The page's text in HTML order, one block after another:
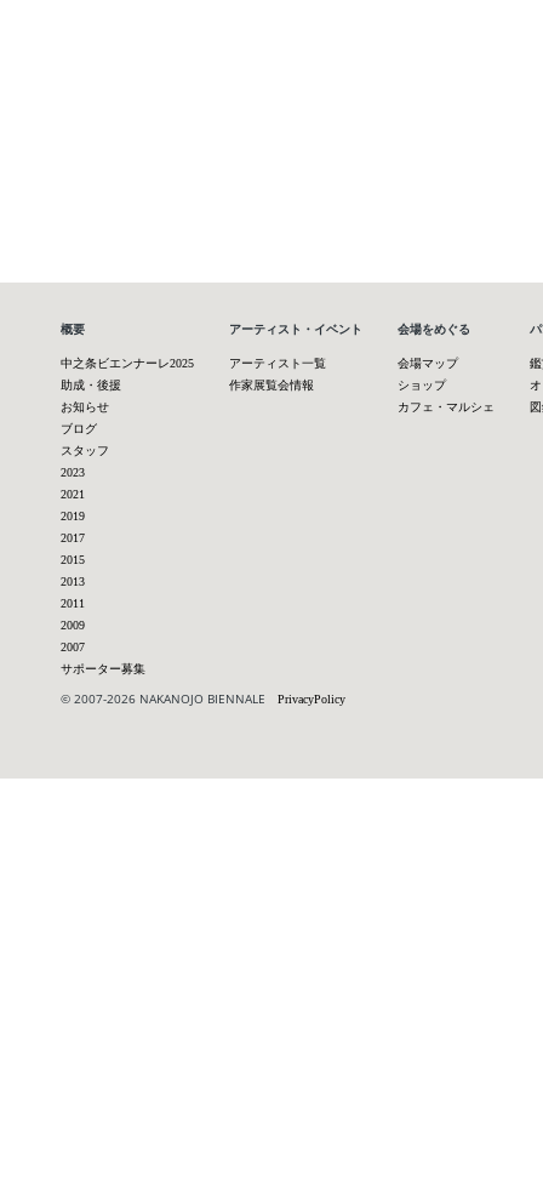
概要
中之条ビエンナーレ2025
助成・後援
お知らせ
ブログ
スタッフ
2023
2021
2019
2017
2015
2013
2011
2009
2007
サポーター募集
アーティスト・イベント
アーティスト一覧
作家展覧会情報
会場をめぐる
会場マップ
ショップ
カフェ・マルシェ
© 2007-2026 NAKANOJO BIENNALE PrivacyPolicy